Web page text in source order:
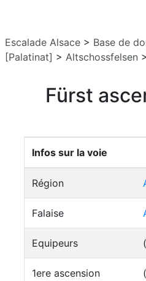
Escalade Alsace > Base de
[Palatinat] > Altschossfelsen >
Fürst
Infos sur la voie
Région
Falaise
Equipeurs
1ere ascension